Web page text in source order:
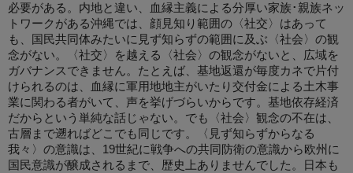
必要がある。内地と違い、血縁主義による分厚い家族･親族ネッ
トワークがある沖縄では、顔見知り範囲の〈社交〉はあって
も、国民共同体みたいに見ず知らずの範囲に及ぶ〈社会〉の観
念がない。〈社交〉を越える〈社会〉の観念がないと、広域を
ガバナンスできません。たとえば、基地返還が毎度カネで片付
けられるのは、血縁に軍用地地主がいたり交付金による土木事
業に関わる者がいて、声を挙げづらいからです。基地依存経済
だからという単純な話じゃない。でも〈社会〉観念の不在は、
古層まで遡ればどこでも同じです。〈見ず知らずからなる
我々〉の意識は、19世紀に戦争への共同防衛の意識から欧州に
国民意識が醸成されるまで、歴史上ありませんでした。日本も